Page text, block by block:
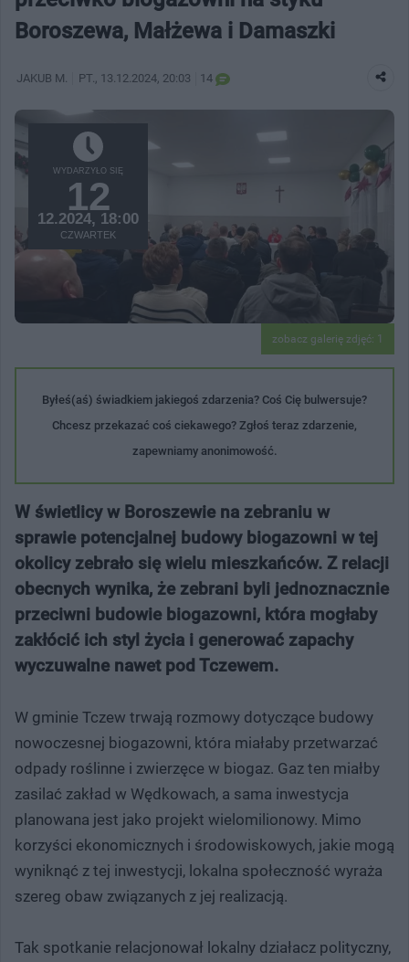
Boroszewa, Małżewa i Damaszki
JAKUB M. PT. , 13.12.2024, 20:03 14
WYDARZYŁO SIĘ
12
12.2024, 18:00
CZWARTEK
zobacz galerię zdjęć: 1
Byłeś(aś) świadkiem jakiegoś zdarzenia? Coś Cię bulwersuje?
Chcesz przekazać coś ciekawego? Zgłoś teraz zdarzenie,
zapewniamy anonimowość.
W świetlicy w Boroszewie na zebraniu w
sprawie potencjalnej budowy biogazowni w tej
okolicy zebrało się wielu mieszkańców. Z relacji
obecnych wynika, że zebrani byli jednoznacznie
przeciwni budowie biogazowni, która mogłaby
zakłócić ich styl życia i generować zapachy
wyczuwalne nawet pod Tczewem.
W gminie Tczew trwają rozmowy dotyczące budowy
nowoczesnej biogazowni, która miałaby przetwarzać
odpady roślinne i zwierzęce w biogaz. Gaz ten miałby
zasilać zakład w Wędkowach, a sama inwestycja
planowana jest jako projekt wielomilionowy. Mimo
korzyści ekonomicznych i środowiskowych, jakie mogą
wyniknąć z tej inwestycji, lokalna społeczność wyraża
szereg obaw związanych z jej realizacją.
Tak spotkanie relacjonował lokalny działacz polityczny,